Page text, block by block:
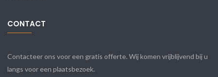
CONTACT
Contacteer ons voor een gratis offerte. Wij komen vrijblijvend bij u
langs voor een plaatsbezoek.